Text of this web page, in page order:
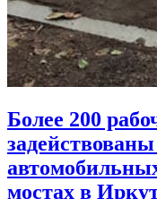
Более 200
мостах в